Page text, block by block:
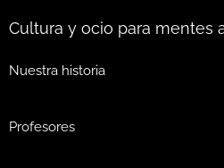
Cultura y ocio para mentes
Nuestra historia
Profesores